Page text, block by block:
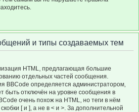
и типы создаваемых тем
HTML, предлагающая большие
отдельных частей сообщения.
BBCode определяется администратором,
быть отключён на уровне сообщения в
очень похож на HTML, но теги в нём
[ и ], а не в < и >. За дополнительной